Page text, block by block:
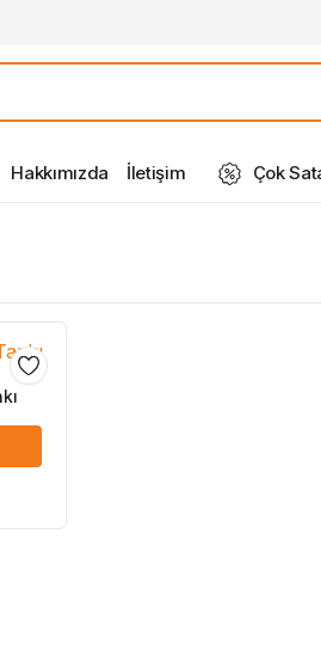
Hakkımızda İletişim Çok